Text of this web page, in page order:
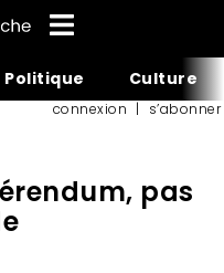
Politique Culture
connexion | s’abonner
pas